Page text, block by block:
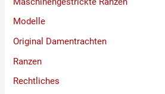
Modelle
Original Damentrachten
Ranzen
Rechtliches